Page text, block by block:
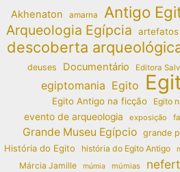
Akhenaton amarna Antigo
Arqueologia Egípcia artefatos
descoberta
deuses Documentário Editora
egiptomania Egito
Egito Antigo na ficção Egito
evento de arqueologia exposição
Grande Museu Egípcio grande
História do Egito
história do Egito Antigo
Márcia Jamille múmia múmias